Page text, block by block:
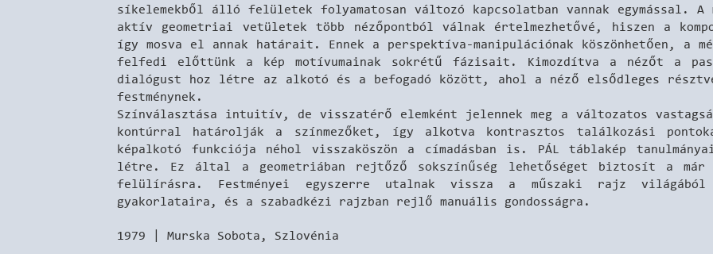
síkelemekből álló felületek folyamatosan változó kapcsolatban vannak egymással. A
aktív geometriai vetületek több nézőpontból válnak értelmezhetővé, hiszen a
így mosva el annak határait. Ennek a perspektíva-manipulációnak köszönhetően, a
felfedi előttünk a kép motívumainak sokrétű fázisait. Kimozdítva a nézőt a
dialógust hoz létre az alkotó és a befogadó között, ahol a néző elsődleges
festménynek.
Színválasztása intuitív, de visszatérő elemként jelennek meg a változatos
kontúrral határolják a színmezőket, így alkotva kontrasztos találkozási
képalkotó funkciója néhol visszaköszön a címadásban is. PÁL táblakép
létre. Ez által a geometriában rejtőző sokszínűség lehetőséget biztosít a
felülírásra. Festményei egyszerre utalnak vissza a műszaki rajz világából
gyakorlataira, és a szabadkézi rajzban rejlő manuális gondosságra.
1979 | Murska Sobota, Szlovénia